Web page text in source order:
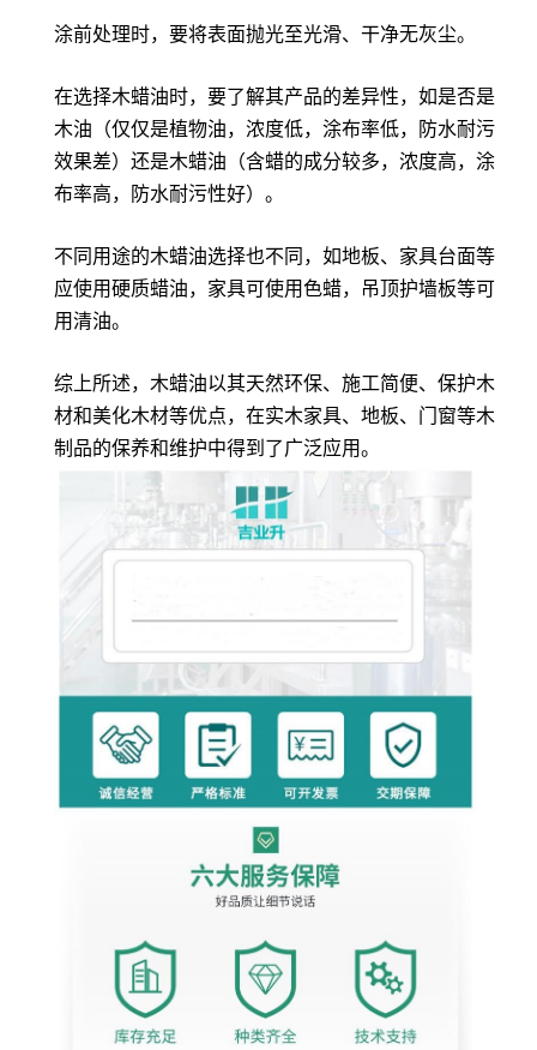
涂前处理时，要将表面抛光至光滑、干净无灰尘。
在选择木蜡油时，要了解其产品的差异性，如是否是
木油（仅仅是植物油，浓度低，涂布率低，防水耐污
效果差）还是木蜡油（含蜡的成分较多，浓度高，涂
布率高，防水耐污性好）。
不同用途的木蜡油选择也不同，如地板、家具台面等
应使用硬质蜡油，家具可使用色蜡，吊顶护墙板等可
用清油。
综上所述，木蜡油以其天然环保、施工简便、保护木
材和美化木材等优点，在实木家具、地板、门窗等木
制品的保养和维护中得到了广泛应用。